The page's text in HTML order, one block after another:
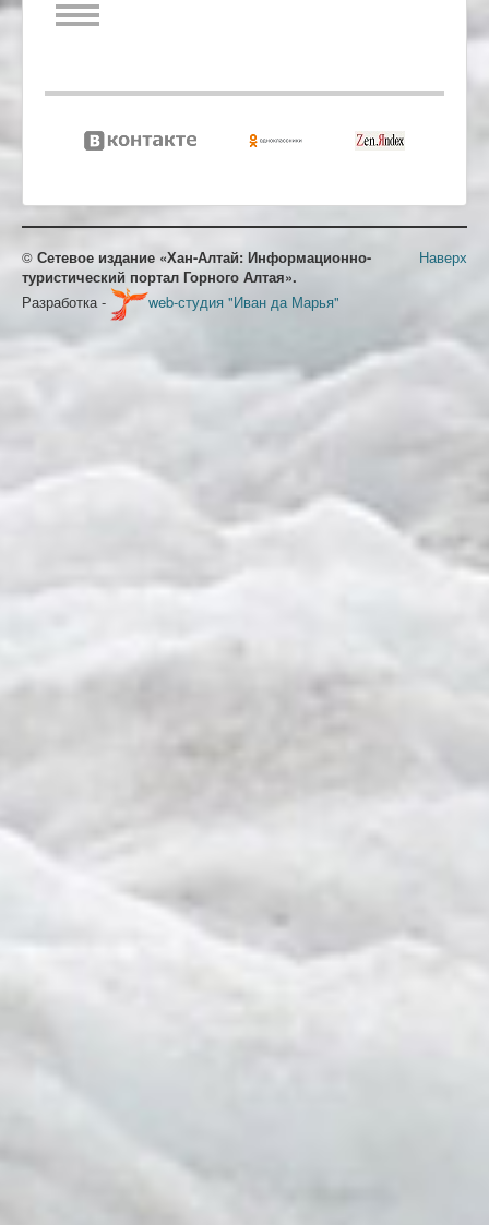
Наверх
© Сетевое издание «Хан-Алтай: Информационно-
туристический портал Горного Алтая».
Разработка -
web-студия "Иван да Марья"